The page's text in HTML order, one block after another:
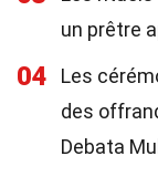
un prêtre
04
Les
des
Debata